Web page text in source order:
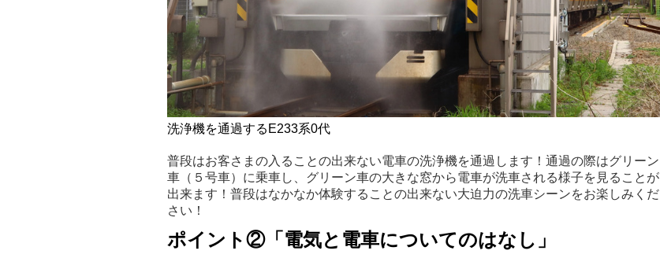
洗浄機を通過するE233系0代
普段はお客さまの入ることの出来ない電車の洗浄機を通過します！通過の際はグリーン
車（５号車）に乗車し、グリーン車の大きな窓から電車が洗車される様子を見ることが
出来ます！普段はなかなか体験することの出来ない大迫力の洗車シーンをお楽しみくだ
さい！
ポイント②「電気と電車についてのはなし」